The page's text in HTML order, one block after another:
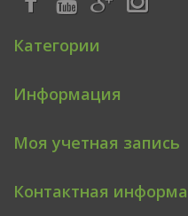
Категории
Информация
Моя учетная запись
Контактная